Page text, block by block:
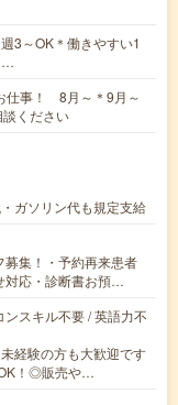
3～OK＊働きやすい1
…
仕事！ 8月～＊9月～
ください
ガソリン代も規定支給
募集！・予約再来患者
対応・診断書お預…
スキル不要 / 英語力不
経験の方も大歓迎です
！◎販売や…